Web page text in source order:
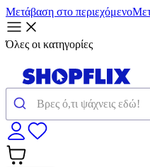
Μετάβαση στο περιεχόμενο
Όλες οι κατηγορίες